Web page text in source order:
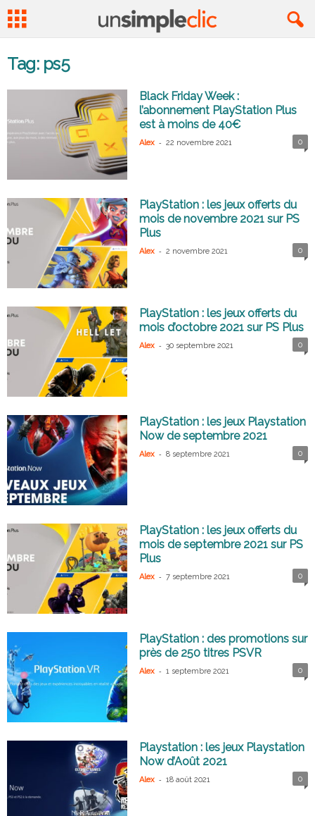
Tag: ps5
Black Friday Week :
l’abonnement PlayStation Plus
est à moins de 40€
Alex - 22 novembre 2021 0
PlayStation : les jeux offerts du
mois de novembre 2021 sur PS
Plus
Alex - 2 novembre 2021 0
PlayStation : les jeux offerts du
mois d’octobre 2021 sur PS Plus
Alex - 30 septembre 2021 0
PlayStation : les jeux Playstation
Now de septembre 2021
Alex - 8 septembre 2021 0
PlayStation : les jeux offerts du
mois de septembre 2021 sur PS
Plus
Alex - 7 septembre 2021 0
PlayStation : des promotions sur
près de 250 titres PSVR
Alex - 1 septembre 2021 0
Playstation : les jeux Playstation
Now d’Août 2021
Alex - 18 août 2021 0